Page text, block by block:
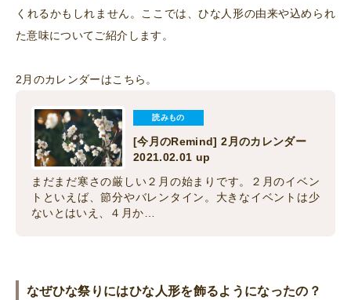
くれるかもしれません。ここでは、ひな人形の由来や込められ
た意味についてご紹介します。
2月のカレンダーはこちら。
読みもの
[今月のRemind] 2月のカレンダー
2021.02.01 up
まだまだ寒さの厳しい２月の始まりです。２月のイベン
トといえば、節分やバレンタイン。大きなイベントは少
ないとはいえ、４月か…
なぜひな祭りにはひな人形を飾るようになったの？